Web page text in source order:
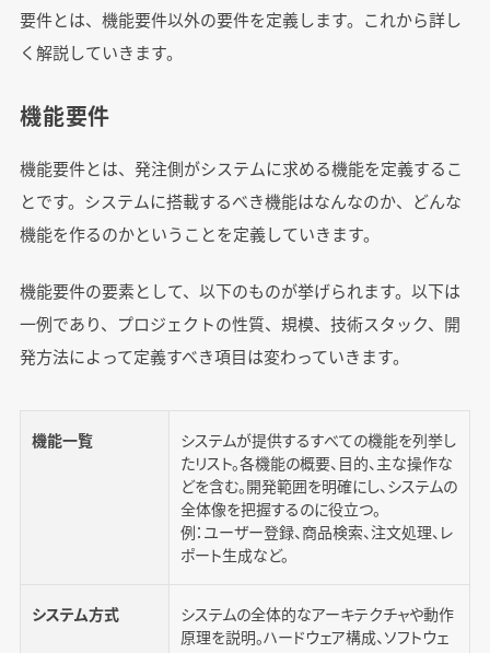
要件とは、機能要件以外の要件を定義します。これから詳し
く解説していきます。
機能要件
機能要件とは、発注側がシステムに求める機能を定義するこ
とです。システムに搭載するべき機能はなんなのか、どんな
機能を作るのかということを定義していきます。
機能要件の要素として、以下のものが挙げられます。以下は
一例であり、プロジェクトの性質、規模、技術スタック、開
発方法によって定義すべき項目は変わっていきます。
機能一覧
システムが提供するすべての機能を列挙し
たリスト。各機能の概要、目的、主な操作な
どを含む。開発範囲を明確にし、システムの
全体像を把握するのに役立つ。
例：ユーザー登録、商品検索、注文処理、レ
ポート生成など。
システム方式
システムの全体的なアーキテクチャや動作
原理を説明。ハードウェア構成、ソフトウェ